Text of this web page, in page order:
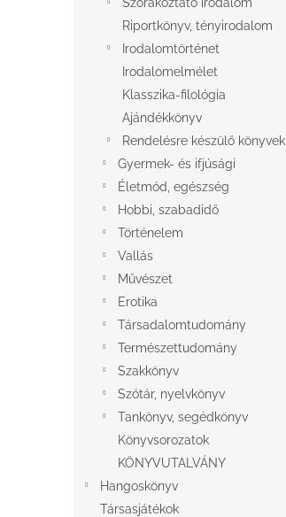
Riportkönyv, tényirodalom
Irodalomtörténet
Irodalomelmélet
Klasszika-filológia
Ajándékkönyv
Rendelésre készülő könyvek
Gyermek- és ifjúsági
Életmód, egészség
Hobbi, szabadidő
Történelem
Vallás
Művészet
Erotika
Társadalomtudomány
Természettudomány
Szakkönyv
Szótár, nyelvkönyv
Tankönyv, segédkönyv
Könyvsorozatok
KÖNYVUTALVÁNY
Hangoskönyv
Társasjátékok